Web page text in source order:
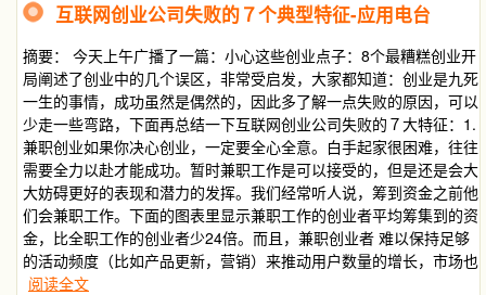
互联网创业公司失败的７个典型特征-应用电台
摘要： 今天上午广播了一篇：小心这些创业点子：8个最糟糕创业开
局阐述了创业中的几个误区，非常受启发，大家都知道：创业是九死
一生的事情，成功虽然是偶然的，因此多了解一点失败的原因，可以
少走一些弯路，下面再总结一下互联网创业公司失败的７大特征：1.
兼职创业如果你决心创业，一定要全心全意。白手起家很困难，往往
需要全力以赴才能成功。暂时兼职工作是可以接受的，但是还是会大
大妨碍更好的表现和潜力的发挥。我们经常听人说，筹到资金之前他
们会兼职工作。下面的图表里显示兼职工作的创业者平均筹集到的资
金，比全职工作的创业者少24倍。而且，兼职创业者 难以保持足够
的活动频度（比如产品更新，营销）来推动用户数量的增长，市场也
阅读全文